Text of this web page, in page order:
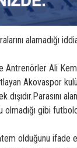
alamadığı
Antrenörler Ali
Akovaspor
olmadığı gibi
olduğunu ifade